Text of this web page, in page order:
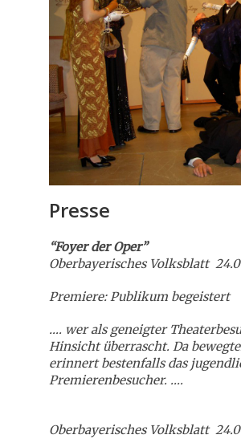
Presse
“Foyer der Oper”
Oberbayerisches Volksblatt
Premiere: Publikum begeistert
…. wer als geneigter
Hinsicht überrascht. Da
erinnert bestenfalls das
Premierenbesucher. ….
Oberbayerisches Volksblatt